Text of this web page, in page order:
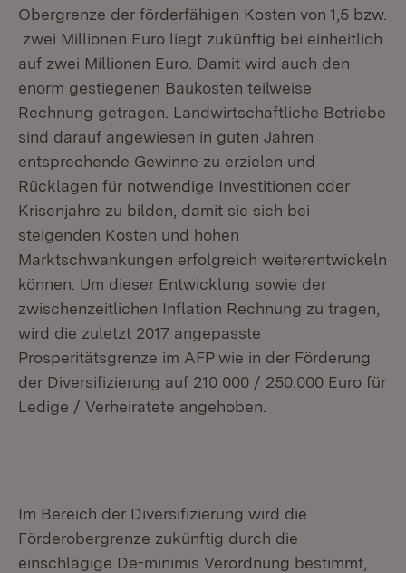
Obergrenze der förderfähigen Kosten von 1,5 bzw.
zwei Millionen Euro liegt zukünftig bei einheitlich
auf zwei Millionen Euro. Damit wird auch den
enorm gestiegenen Baukosten teilweise
Rechnung getragen. Landwirtschaftliche Betriebe
sind darauf angewiesen in guten Jahren
entsprechende Gewinne zu erzielen und
Rücklagen für notwendige Investitionen oder
Krisenjahre zu bilden, damit sie sich bei
steigenden Kosten und hohen
Marktschwankungen erfolgreich weiterentwickeln
können. Um dieser Entwicklung sowie der
zwischenzeitlichen Inflation Rechnung zu tragen,
wird die zuletzt 2017 angepasste
Prosperitätsgrenze im AFP wie in der Förderung
der Diversifizierung auf 210 000 / 250.000 Euro für
Ledige / Verheiratete angehoben.
Im Bereich der Diversifizierung wird die
Förderobergrenze zukünftig durch die
einschlägige De-minimis Verordnung bestimmt,